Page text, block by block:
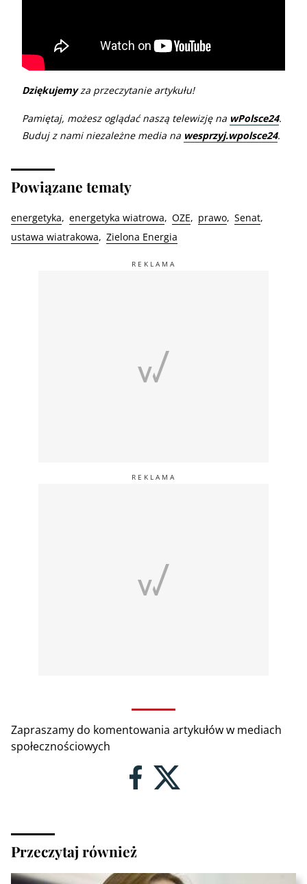
Dziękujemyza przeczytanie artykułu!
Pamiętaj, możesz oglądać naszą telewizję na wPolsce24.
Buduj z nami niezależne media na wesprzyj.wpolsce24.
Powiązane tematy
energetyka energetyka wiatrowa OZE prawo Senat
ustawa wiatrakowa
Zielona Energia
Zapraszamy do komentowania artykułów w mediach
społecznościowych
Przeczytaj również